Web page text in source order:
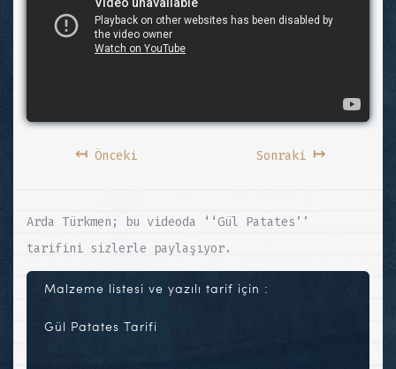
↤Önceki Sonraki ↦
Arda Türkmen; bu videoda ‘‘Gül Patates’’
tarifini sizlerle paylaşıyor.
Malzeme listesi ve yazılı tarif için :
Gül Patates Tarifi